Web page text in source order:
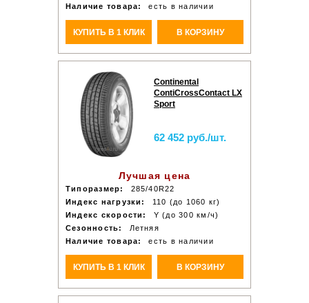
Наличие товара:
есть в наличии
КУПИТЬ В 1 КЛИК В КОРЗИНУ
Continental
ContiCrossContact LX
Sport
62 452 руб./шт.
Лучшая цена
Типоразмер:
285/40R22
Индекс нагрузки:
110 (до 1060 кг)
Индекс скорости:
Y (до 300 км/ч)
Сезонность:
Летняя
Наличие товара:
есть в наличии
КУПИТЬ В 1 КЛИК В КОРЗИНУ